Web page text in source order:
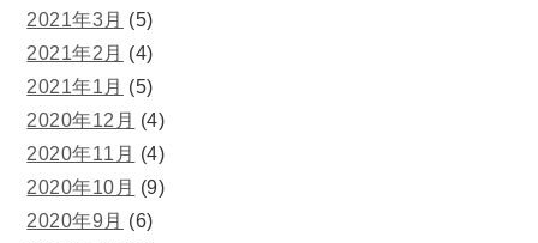
2021年3月 (5)
2021年2月 (4)
2021年1月 (5)
2020年12月 (4)
2020年11月 (4)
2020年10月 (9)
2020年9月 (6)